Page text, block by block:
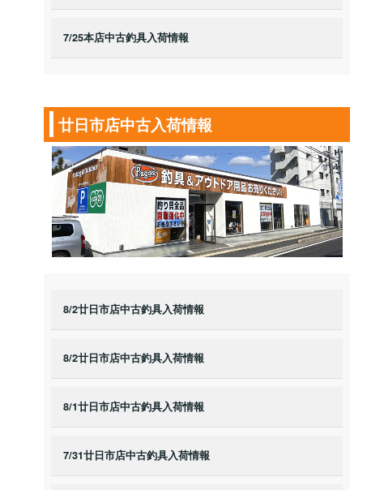
7/25本店中古釣具入荷情報
廿日市店中古入荷情報
8/2廿日市店中古釣具入荷情報
8/2廿日市店中古釣具入荷情報
8/1廿日市店中古釣具入荷情報
7/31廿日市店中古釣具入荷情報